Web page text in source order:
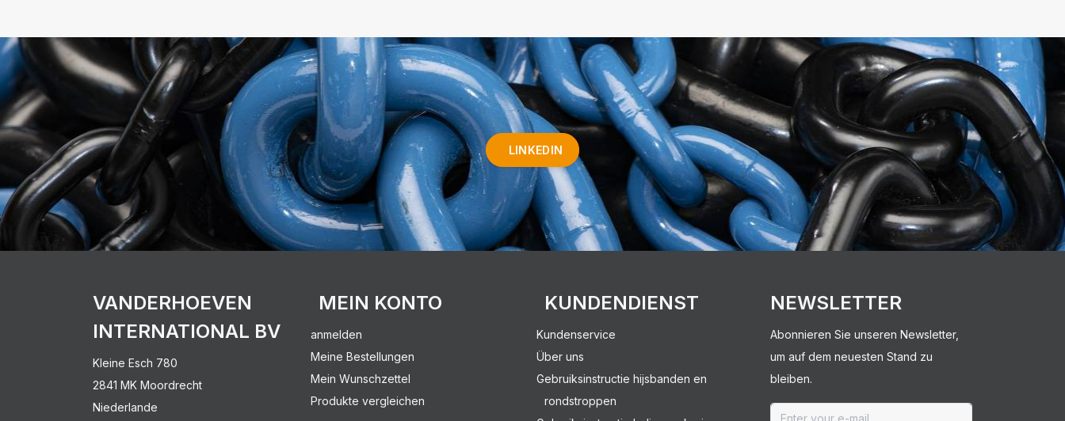
LINKEDIN
VANDERHOEVEN
INTERNATIONAL BV
Kleine Esch 780
2841 MK Moordrecht
Niederlande
MEIN KONTO
anmelden
Meine Bestellungen
Mein Wunschzettel
Produkte vergleichen
KUNDENDIENST
Kundenservice
Über uns
Gebruiksinstructie hijsbanden en
rondstroppen
NEWSLETTER
Abonnieren Sie unseren Newsletter,
um auf dem neuesten Stand zu
bleiben.